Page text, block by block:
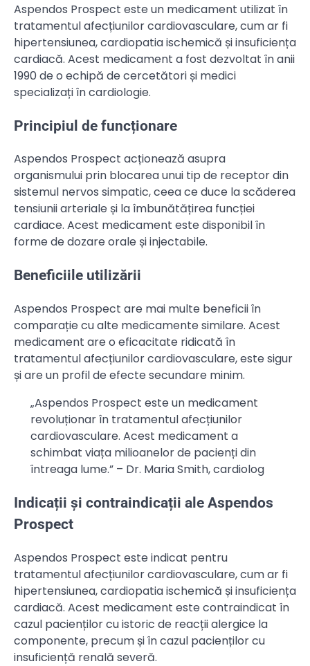
Aspendos Prospect este un medicament utilizat în
tratamentul afecțiunilor cardiovasculare, cum ar fi
hipertensiunea, cardiopatia ischemică și insuficiența
cardiacă. Acest medicament a fost dezvoltat în anii
1990 de o echipă de cercetători și medici
specializați în cardiologie.
Principiul de funcționare
Aspendos Prospect acționează asupra
organismului prin blocarea unui tip de receptor din
sistemul nervos simpatic, ceea ce duce la scăderea
tensiunii arteriale și la îmbunătățirea funcției
cardiace. Acest medicament este disponibil în
forme de dozare orale și injectabile.
Beneficiile utilizării
Aspendos Prospect are mai multe beneficii în
comparație cu alte medicamente similare. Acest
medicament are o eficacitate ridicată în
tratamentul afecțiunilor cardiovasculare, este sigur
și are un profil de efecte secundare minim.
„Aspendos Prospect este un medicament
revoluționar în tratamentul afecțiunilor
cardiovasculare. Acest medicament a
schimbat viața milioanelor de pacienți din
întreaga lume.” – Dr. Maria Smith, cardiolog
Indicații și contraindicații ale Aspendos
Prospect
Aspendos Prospect este indicat pentru
tratamentul afecțiunilor cardiovasculare, cum ar fi
hipertensiunea, cardiopatia ischemică și insuficiența
cardiacă. Acest medicament este contraindicat în
cazul pacienților cu istoric de reacții alergice la
componente, precum și în cazul pacienților cu
insuficiență renală severă.